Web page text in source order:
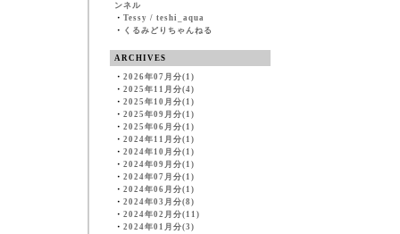
ンネル
・ Tessy / teshi_aqua
・ くるみどりちゃんねる
ARCHIVES
・ 2026年07月分(1)
・ 2025年11月分(4)
・ 2025年10月分(1)
・ 2025年09月分(1)
・ 2025年06月分(1)
・ 2024年11月分(1)
・ 2024年10月分(1)
・ 2024年09月分(1)
・ 2024年07月分(1)
・ 2024年06月分(1)
・ 2024年03月分(8)
・ 2024年02月分(11)
・ 2024年01月分(3)